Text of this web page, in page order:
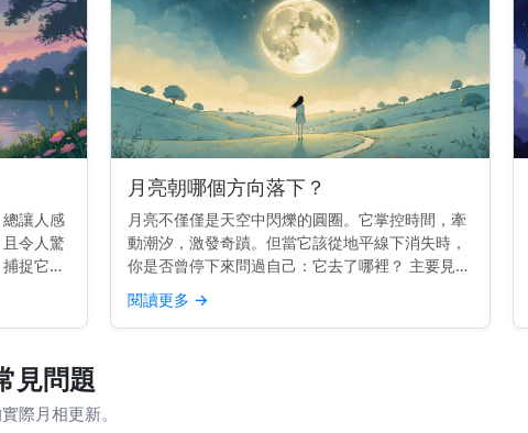
讓人感
令人驚
捉它並
野開
天空的
月亮朝哪個方向落下？
月亮不僅僅是天空中閃爍的圓圈。它掌控時間，牽
動潮汐，激發奇蹟。但當它該從地平線下消失時，
你是否曾停下來問過自己：它去了哪裡？ 主要見
解： 月亮在西方落下，就像太陽一樣。但每晚的確
切位置會略有變化。 為什麼月亮會在西方落下 地
球由西向東旋轉。...
閱讀更多 →
見問題
際月相更新。